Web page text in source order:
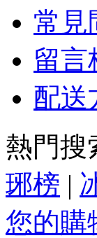
常見
留言
配送
熱門搜
琊榜 |
您的購